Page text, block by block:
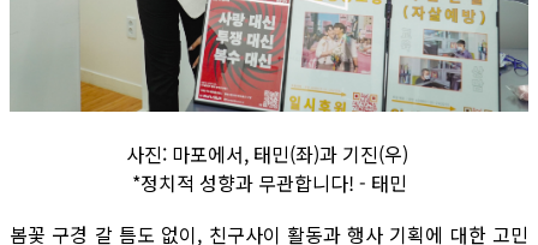
사진: 마포에서, 태민(좌)과 기진(우)
*정치적 성향과 무관합니다! - 태민
봄꽃 구경 갈 틈도 없이, 친구사이 활동과 행사 기획에 대한 고민